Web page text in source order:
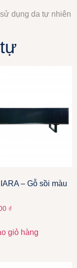
dụng da tự nhiên
– Gỗ sồi màu
₫
giỏ hàng